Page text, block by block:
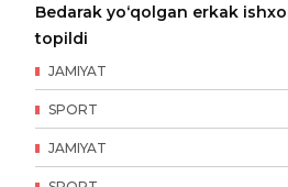
Bedarak yo‘qolgan erkak
topildi
JAMIYAT
SPORT
JAMIYAT